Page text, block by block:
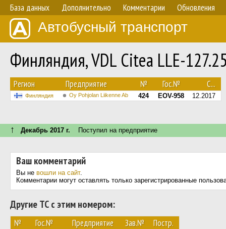
База данных Дополнительно Комментарии Обновления
Автобусный транспорт
Финляндия, VDL Citea LLE-
Регион Предприятие № Гос.№ С...
Финляндия Oy Pohjolan Liikenne Ab 424 EOV-958 12.2017
↑ Декабрь 2017 г. Поступил на предприятие
Ваш комментарий
Вы не вошли на сайт.
Комментарии могут оставлять только зарегистрированные
Другие ТС с этим номером:
№ Гос.№ Предприятие Зав.№ Постр.